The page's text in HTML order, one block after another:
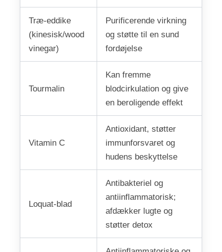
Træ-eddike
(kinesisk/wood
vinegar)
Purificerende virkning
og støtte til en sund
fordøjelse
Tourmalin
Kan fremme
blodcirkulation og give
en beroligende effekt
Vitamin C
Antioxidant, støtter
immunforsvaret og
hudens beskyttelse
Loquat-blad
Antibakteriel og
antiinflammatorisk;
afdækker lugte og
støtter detox